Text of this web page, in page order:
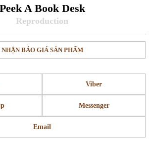
Peek A Book Desk
NHẬN BÁO GIÁ SẢN PHẨM
Viber
Messenger
Email